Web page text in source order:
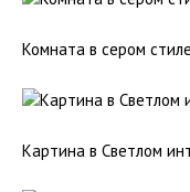
Комната в сером стиле
Картина в Светлом